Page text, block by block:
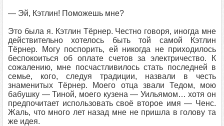
— Эй, Кэтлин! Поможешь мне?
Это была я. Кэтлин Тёрнер. Честно говоря, иногда мне
действительно хотелось быть той самой Кэтлин
Тёрнер. Могу поспорить, ей никогда не приходилось
беспокоиться об оплате счетов за электричество. К
сожалению, мне посчастливилось стать последней в
семье, кого, следуя традиции, назвали в честь
знаменитых Тёрнер. Моего отца звали Тедом, мою
бабушку — Тиной, моего кузена — Уильямом… хотя он
предпочитает использовать своё второе имя — Ченс.
Жаль, что много лет назад мне не пришла в голову та
же идея.